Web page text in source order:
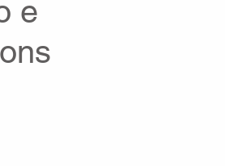
e